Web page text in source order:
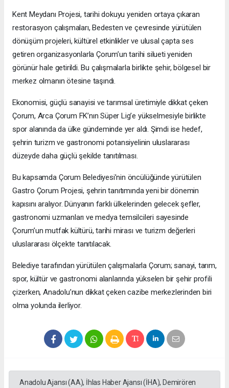
Kent Meydanı Projesi, tarihi dokuyu yeniden ortaya çıkaran
restorasyon çalışmaları, Bedesten ve çevresinde yürütülen
dönüşüm projeleri, kültürel etkinlikler ve ulusal çapta ses
getiren organizasyonlarla Çorum’un tarihi silueti yeniden
görünür hale getirildi. Bu çalışmalarla birlikte şehir, bölgesel bir
merkez olmanın ötesine taşındı.
Ekonomisi, güçlü sanayisi ve tarımsal üretimiyle dikkat çeken
Çorum, Arca Çorum FK’nın Süper Lig’e yükselmesiyle birlikte
spor alanında da ülke gündeminde yer aldı. Şimdi ise hedef,
şehrin turizm ve gastronomi potansiyelinin uluslararası
düzeyde daha güçlü şekilde tanıtılması.
Bu kapsamda Çorum Belediyesi’nin öncülüğünde yürütülen
Gastro Çorum Projesi, şehrin tanıtımında yeni bir dönemin
kapısını aralıyor. Dünyanın farklı ülkelerinden gelecek şefler,
gastronomi uzmanları ve medya temsilcileri sayesinde
Çorum’un mutfak kültürü, tarihi mirası ve turizm değerleri
uluslararası ölçekte tanıtılacak.
Belediye tarafından yürütülen çalışmalarla Çorum; sanayi, tarım,
spor, kültür ve gastronomi alanlarında yükselen bir şehir profili
çizerken, Anadolu’nun dikkat çeken cazibe merkezlerinden biri
olma yolunda ilerliyor.
Anadolu Ajansı (AA), İhlas Haber Ajansı (İHA), Demirören